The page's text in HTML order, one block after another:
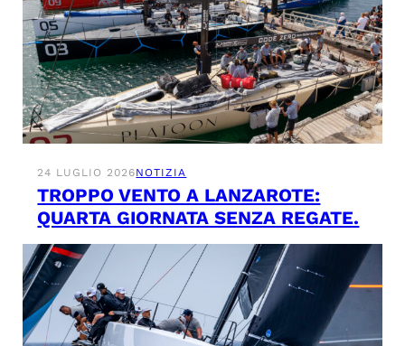
24 LUGLIO 2026NOTIZIA
TROPPO VENTO A LANZAROTE:
QUARTA GIORNATA SENZA REGATE.